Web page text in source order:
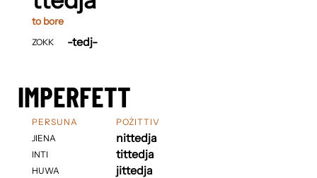
to bore
ZOKK -tedj-
IMPERFETT
PERSUNA
JIENA
INTI
HUWA
POŻITTIV
nittedja
tittedja
jittedja